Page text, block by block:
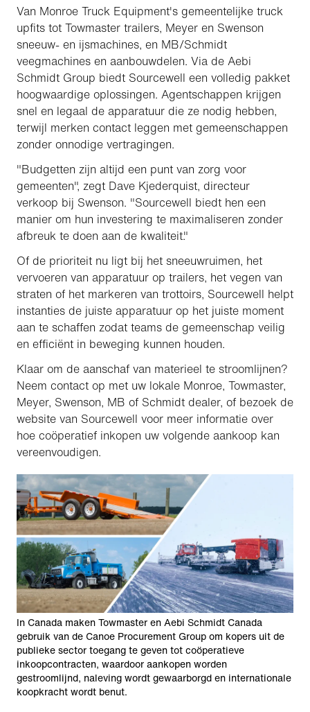
Van Monroe Truck Equipment's gemeentelijke truck
upfits tot Towmaster trailers, Meyer en Swenson
sneeuw- en ijsmachines, en MB/Schmidt
veegmachines en aanbouwdelen. Via de Aebi
Schmidt Group biedt Sourcewell een volledig pakket
hoogwaardige oplossingen. Agentschappen krijgen
snel en legaal de apparatuur die ze nodig hebben,
terwijl merken contact leggen met gemeenschappen
zonder onnodige vertragingen.
"Budgetten zijn altijd een punt van zorg voor
gemeenten", zegt Dave Kjederquist, directeur
verkoop bij Swenson. "Sourcewell biedt hen een
manier om hun investering te maximaliseren zonder
afbreuk te doen aan de kwaliteit."
Of de prioriteit nu ligt bij het sneeuwruimen, het
vervoeren van apparatuur op trailers, het vegen van
straten of het markeren van trottoirs, Sourcewell helpt
instanties de juiste apparatuur op het juiste moment
aan te schaffen zodat teams de gemeenschap veilig
en efficiënt in beweging kunnen houden.
Klaar om de aanschaf van materieel te stroomlijnen?
Neem contact op met uw lokale Monroe, Towmaster,
Meyer, Swenson, MB of Schmidt dealer, of bezoek de
website van Sourcewell voor meer informatie over
hoe coöperatief inkopen uw volgende aankoop kan
vereenvoudigen.
In Canada maken Towmaster en Aebi Schmidt Canada
gebruik van de Canoe Procurement Group om kopers uit de
publieke sector toegang te geven tot coöperatieve
inkoopcontracten, waardoor aankopen worden
gestroomlijnd, naleving wordt gewaarborgd en internationale
koopkracht wordt benut.